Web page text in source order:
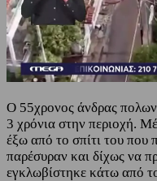
Ο 55χρονος άνδρας
3 χρόνια στην περιοχή.
έξω από το σπίτι του που
παρέσυραν και δίχως να
εγκλωβίστηκε κάτω από